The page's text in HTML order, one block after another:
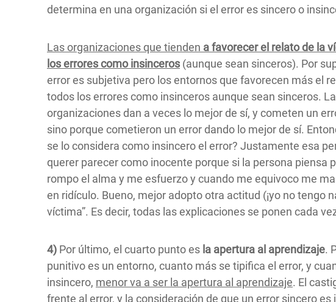
determina en una organización si el error es sincero o
Las organizaciones que tienden a favorecer el relato de la
los errores como insinceros (aunque sean sinceros). Por
error es subjetiva pero los entornos que favorecen más el
todos los errores como insinceros aunque sean sinceros.
organizaciones dan a veces lo mejor de sí, y cometen un
sino porque cometieron un error dando lo mejor de sí.
se lo considera como insincero el error? Justamente esa
querer parecer como inocente porque si la persona piensa
rompo el alma y me esfuerzo y cuando me equivoco me
en ridículo. Bueno, mejor adopto otra actitud (¡yo no tengo
víctima”. Es decir, todas las explicaciones se ponen cada
4) Por último, el cuarto punto es la apertura al aprendizaje.
punitivo es un entorno, cuanto más se tipifica el error, y
insincero, menor va a ser la apertura al aprendizaje. El
frente al error, y la consideración de que un error sincero